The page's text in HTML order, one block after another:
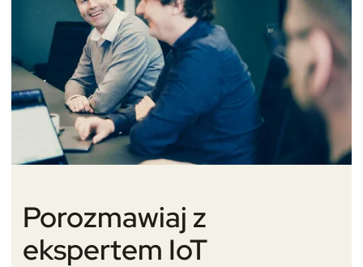
Porozmawiaj z
ekspertem IoT